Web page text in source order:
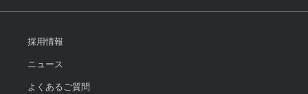
採用情報
ニュース
よくあるご質問